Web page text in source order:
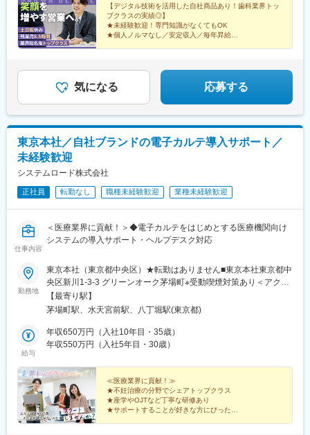
【デジタル技術を活用した自社商品あり！歯科業界トッ
プクラスの実績◎】
★未経験歓迎！専門知識がなくてもOK
★個人ノルマなし／安定収入／毎年昇給
気になる 応募する
東京本社／自社ブランドの電子カルテ導入サポート／
未経験歓迎
システムロード株式会社
正社員 転勤なし 職種未経験歓迎 業種未経験歓迎
仕事内容
＜医療業界に貢献！＞◆電子カルテをはじめとする医療機関向け
システムの導入サポート・ヘルプデスク対応
勤務地
東京本社（東京都中央区）★転勤はありません■東京本社東京都中
央区新川1-3-3 グリーンオーク茅場町※受動喫煙対策あり＜アクセ
ス＞・東京メトロ各線「茅場町駅」より徒歩3分・各線「八丁堀
駅」より徒歩9分・東京メトロ半蔵門線「水天宮前駅」より徒歩
【最寄り駅】
茅場町駅、水天宮前駅、八丁堀駅(東京都)
給与
年収650万円（入社10年目・35歳）
年収550万円（入社5年目・30歳）
≪医療業界に貢献！≫
★不妊治療の分野でシェアトップクラス
★座学やOJTなど丁寧な研修あり
★サポートすることが好きな方にぴったり